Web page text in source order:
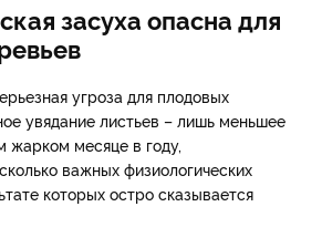
засуха опасна для
угроза для плодовых
увядание листьев – лишь меньшее
жарком месяце в году,
важных физиологических
которых остро сказывается